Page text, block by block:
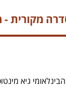
מקורית -
גיא